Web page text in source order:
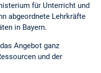
für Unterricht und
abgeordnete Lehrkräfte
in Bayern.
Angebot ganz
und der